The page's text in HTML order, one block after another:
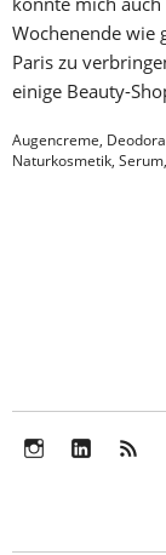
Wochenende wie
Paris zu
einige Beauty-
Augencreme,
Naturkosmetik, Serum,